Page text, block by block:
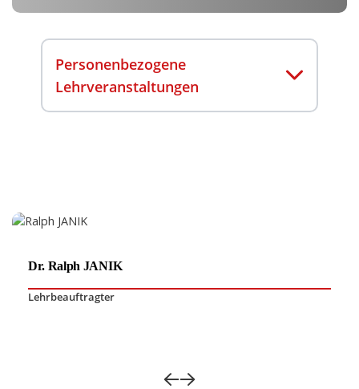
Personenbezogene
Lehrveranstaltungen
Dr. Ralph JANIK
Lehrbeauftragter